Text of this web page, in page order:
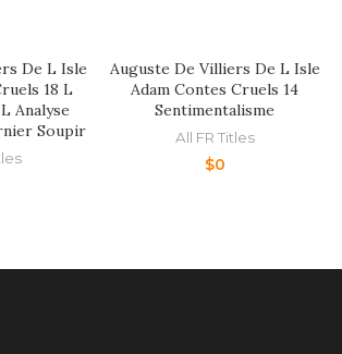
De L Isle
18 L
Analyse
Soupir
Auguste De Villiers De L Isle
Adam Contes Cruels 14
Sentimentalisme
All FR Titles
$0